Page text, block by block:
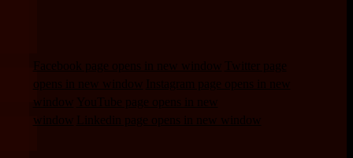
Facebook page opens in new window
Twitter page
opens in new window Instagram page opens in new
window YouTube page opens in new
window Linkedin page opens in new window